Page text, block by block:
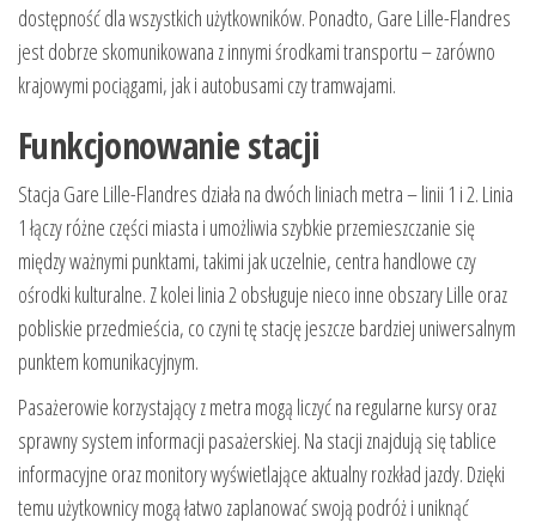
dostępność dla wszystkich użytkowników. Ponadto, Gare Lille-Flandres
jest dobrze skomunikowana z innymi środkami transportu – zarówno
krajowymi pociągami, jak i autobusami czy tramwajami.
Funkcjonowanie stacji
Stacja Gare Lille-Flandres działa na dwóch liniach metra – linii 1 i 2. Linia
1 łączy różne części miasta i umożliwia szybkie przemieszczanie się
między ważnymi punktami, takimi jak uczelnie, centra handlowe czy
ośrodki kulturalne. Z kolei linia 2 obsługuje nieco inne obszary Lille oraz
pobliskie przedmieścia, co czyni tę stację jeszcze bardziej uniwersalnym
punktem komunikacyjnym.
Pasażerowie korzystający z metra mogą liczyć na regularne kursy oraz
sprawny system informacji pasażerskiej. Na stacji znajdują się tablice
informacyjne oraz monitory wyświetlające aktualny rozkład jazdy. Dzięki
temu użytkownicy mogą łatwo zaplanować swoją podróż i uniknąć